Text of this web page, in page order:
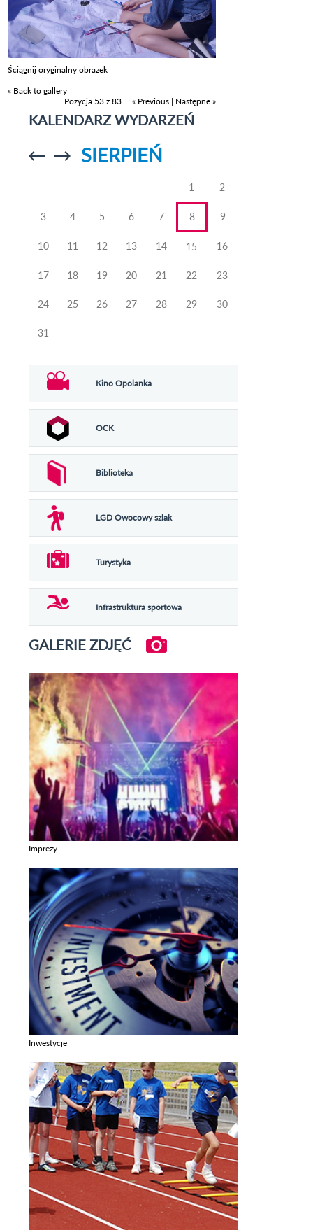
Ściągnij oryginalny obrazek
« Back to gallery
Pozycja 53 z 83
« Previous | Następne »
KALENDARZ WYDARZEŃ
Przejdź doPrzejdź do
SIERPIEŃ
1 2
3 4 5 6 7 8 9
10 11 12 13 14 15 16
17 18 19 20 21 22 23
24 25 26 27 28 29 30
31
Kino Opolanka
OCK
Biblioteka
LGD Owocowy szlak
Turystyka
Infrastruktura sportowa
GALERIE ZDJĘĆ
Imprezy
Inwestycje